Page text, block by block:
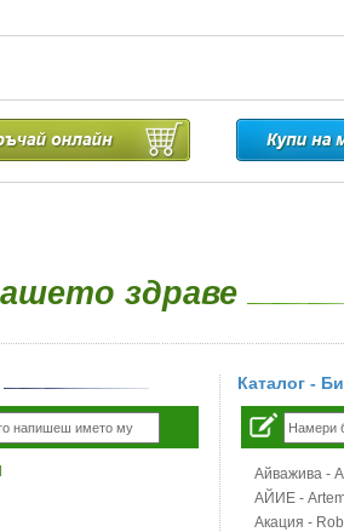
здраве
Каталог -
Айважива -
АЙИЕ -
Акация -